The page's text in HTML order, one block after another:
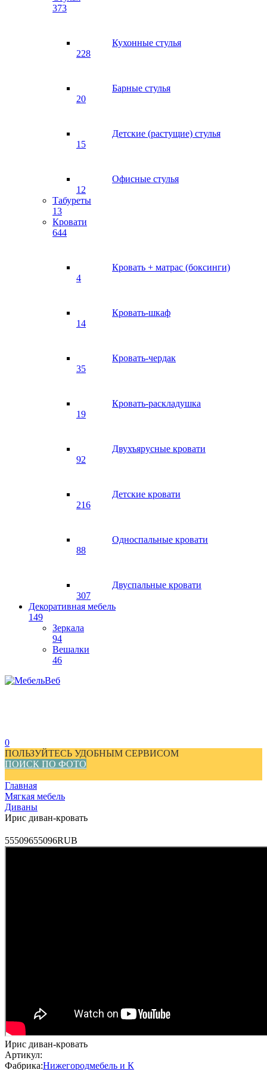
373
Кухонные стулья
228
Барные стулья
20
Детские (растущие) стулья
15
Офисные стулья
12
Табуреты
13
Кровати
644
Кровать + матрас (боксинги)
4
Кровать-шкаф
14
Кровать-чердак
35
Кровать-раскладушка
19
Двухъярусные кровати
92
Детские кровати
216
Односпальные кровати
88
Двуспальные кровати
307
Декоративная мебель
149
Зеркала
94
Вешалки
46
0
ПОЛЬЗУЙТЕСЬ УДОБНЫМ СЕРВИСОМ
ПОИСК ПО ФОТО
Главная
Мягкая мебель
Диваны
Ирис диван-кровать
55509655096RUB
Ирис диван-кровать
Артикул:
Фабрика:Нижегородмебель и К